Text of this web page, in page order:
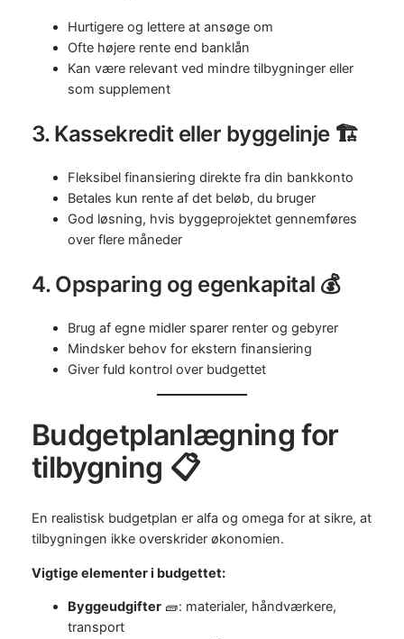
Hurtigere og lettere at ansøge om
Ofte højere rente end banklån
Kan være relevant ved mindre tilbygninger eller
som supplement
3. Kassekredit eller byggelinje 🏗️
Fleksibel finansiering direkte fra din bankkonto
Betales kun rente af det beløb, du bruger
God løsning, hvis byggeprojektet gennemføres
over flere måneder
4. Opsparing og egenkapital 💰
Brug af egne midler sparer renter og gebyrer
Mindsker behov for ekstern finansiering
Giver fuld kontrol over budgettet
Budgetplanlægning for
tilbygning 📋
En realistisk budgetplan er alfa og omega for at sikre, at
tilbygningen ikke overskrider økonomien.
Vigtige elementer i budgettet:
Byggeudgifter🧱: materialer, håndværkere,
transport